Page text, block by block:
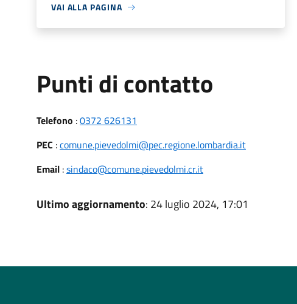
VAI ALLA PAGINA
Punti di contatto
Telefono :0372 626131
PEC :comune.pievedolmi@pec.regione.lombardia.it
Email:sindaco@comune.pievedolmi.cr.it
Ultimo aggiornamento: 24 luglio 2024, 17:01